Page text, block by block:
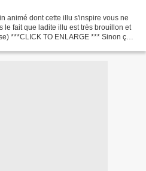
animé dont cette illu s'inspire vous ne
le fait que ladite illu est très brouillon et
***CLICK TO ENLARGE *** Sinon ça